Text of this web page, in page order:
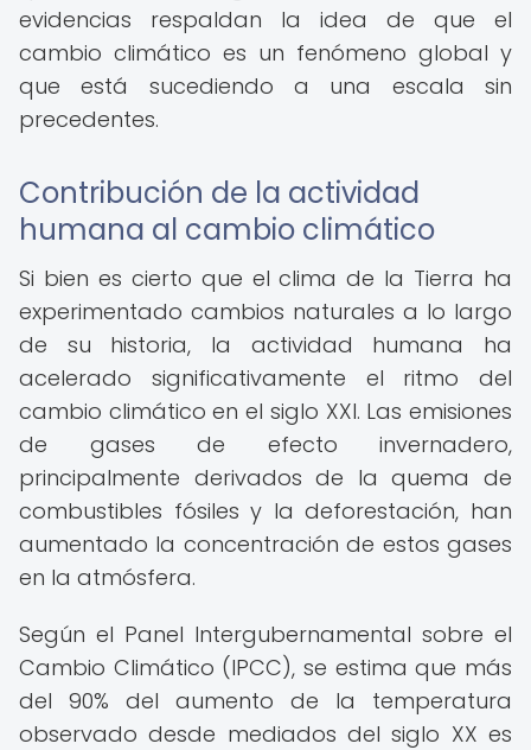
evidencias respaldan la idea de que el
cambio climático es un fenómeno global y
que está sucediendo a una escala sin
precedentes.
Contribución de la actividad
humana al cambio climático
Si bien es cierto que el clima de la Tierra ha
experimentado cambios naturales a lo largo
de su historia, la actividad humana ha
acelerado significativamente el ritmo del
cambio climático en el siglo XXI. Las emisiones
de gases de efecto invernadero,
principalmente derivados de la quema de
combustibles fósiles y la deforestación, han
aumentado la concentración de estos gases
en la atmósfera.
Según el Panel Intergubernamental sobre el
Cambio Climático (IPCC), se estima que más
del 90% del aumento de la temperatura
observado desde mediados del siglo XX es